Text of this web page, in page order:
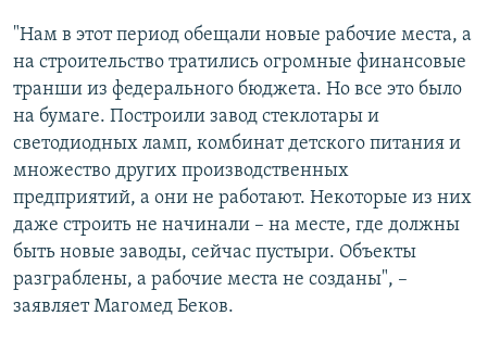
"Нам в этот период обещали новые рабочие места, а
на строительство тратились огромные финансовые
транши из федерального бюджета. Но все это было
на бумаге. Построили завод стеклотары и
светодиодных ламп, комбинат детского питания и
множество других производственных
предприятий, а они не работают. Некоторые из них
даже строить не начинали – на месте, где должны
быть новые заводы, сейчас пустыри. Объекты
разграблены, а рабочие места не созданы", –
заявляет Магомед Беков.